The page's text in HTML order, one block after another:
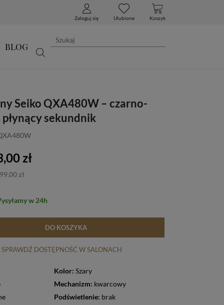
Zaloguj się Ulubione Koszyk
BLOG
Seiko QXA480W – czarno-
płynący sekundnik
zł
zł
w 24h
DO KOSZYKA
SPRAWDŹ DOSTĘPNOŚĆ W SALONACH
Kolor: Szary
Mechanizm: kwarcowy
Podświetlenie: brak